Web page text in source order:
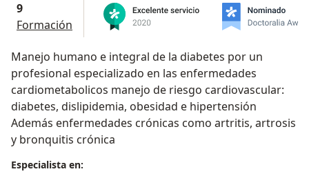
9
Formación
Manejo humano e integral de la diabetes por un
profesional especializado en las enfermedades
cardiometabolicos manejo de riesgo cardiovascular:
diabetes, dislipidemia, obesidad e hipertensión
Además enfermedades crónicas como artritis, artrosis
y bronquitis crónica
Especialista en: